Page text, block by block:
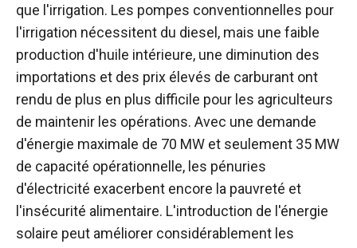
que l'irrigation. Les pompes conventionnelles pour
l'irrigation nécessitent du diesel, mais une faible
production d'huile intérieure, une diminution des
importations et des prix élevés de carburant ont
rendu de plus en plus difficile pour les agriculteurs
de maintenir les opérations. Avec une demande
d'énergie maximale de 70 MW et seulement 35 MW
de capacité opérationnelle, les pénuries
d'électricité exacerbent encore la pauvreté et
l'insécurité alimentaire. L'introduction de l'énergie
solaire peut améliorer considérablement les